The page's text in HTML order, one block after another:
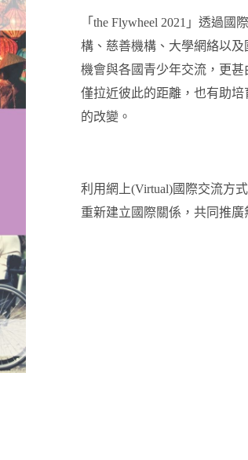
「the Flywheel 2021」透過
構、慈善機構、大學網絡以
機會與各國青少年交流，更
僅拉近彼此的距離，也有助
的改變。
利用網上(Virtual)國際交流方
重新建立國際關係，共同推